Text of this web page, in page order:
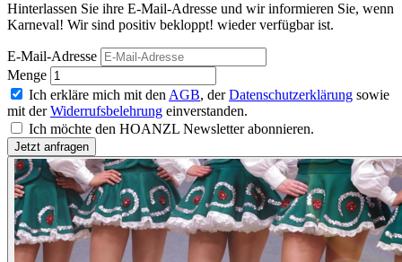
Hinterlassen Sie ihre E-Mail-Adresse und wir informieren Sie, wenn
Karneval! Wir sind positiv bekloppt! wieder verfügbar ist.
E-Mail-Adresse
Menge
Ich erkläre mich mit den AGB, derDatenschutzerklärung sowie
mit derWiderrufsbelehrung einverstanden.
Ich möchte den HOANZL Newsletter abonnieren.